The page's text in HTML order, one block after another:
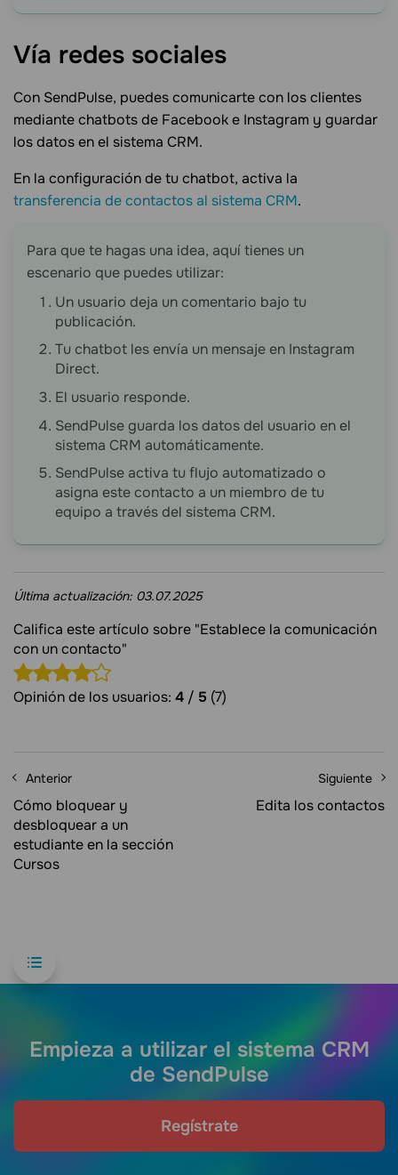
Vía redes sociales
Con SendPulse, puedes comunicarte con los clientes
mediante chatbots de Facebook e Instagram y guardar
los datos en el sistema CRM.
En la configuración de tu chatbot, activa la
transferencia de contactos al sistema CRM.
Para que te hagas una idea, aquí tienes un
escenario que puedes utilizar:
Un usuario deja un comentario bajo tu
publicación.
Tu chatbot les envía un mensaje en Instagram
Direct.
El usuario responde.
SendPulse guarda los datos del usuario en el
sistema CRM automáticamente.
SendPulse activa tu flujo automatizado o
asigna este contacto a un miembro de tu
equipo a través del sistema CRM.
Última actualización: 03.07.2025
Califica este artículo sobre "Establece la comunicación
con un contacto"
Opinión de los usuarios: 4 / 5 (7)
Anterior
Cómo bloquear y
desbloquear a un
estudiante en la sección
Cursos
Siguiente
Edita los contactos
Empieza a utilizar el sistema CRM
de SendPulse
Regístrate